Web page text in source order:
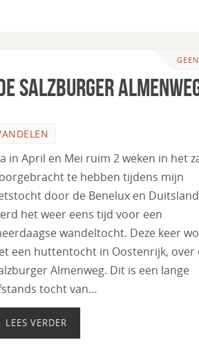
Salzburger
in April en Mei ruim 2 weken in het
te hebben tijdens mijn
door de Benelux en
het weer eens tijd voor een
wandeltocht. Deze keer
een huttentocht in Oostenrijk, over
Almenweg. Dit is een lange
tocht van…
LEES VERDER